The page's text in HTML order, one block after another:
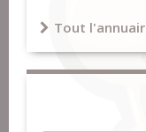
Tout